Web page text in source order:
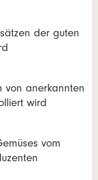
der guten
von anerkannten
wird
vom